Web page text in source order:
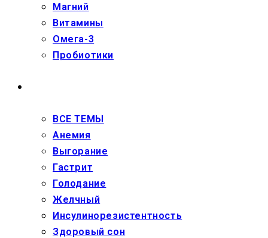
Магний
Витамины
Омега-3
Пробиотики
ВСЕ ТЕМЫ
Анемия
Выгорание
Гастрит
Голодание
Желчный
Инсулинорезистентность
Здоровый сон